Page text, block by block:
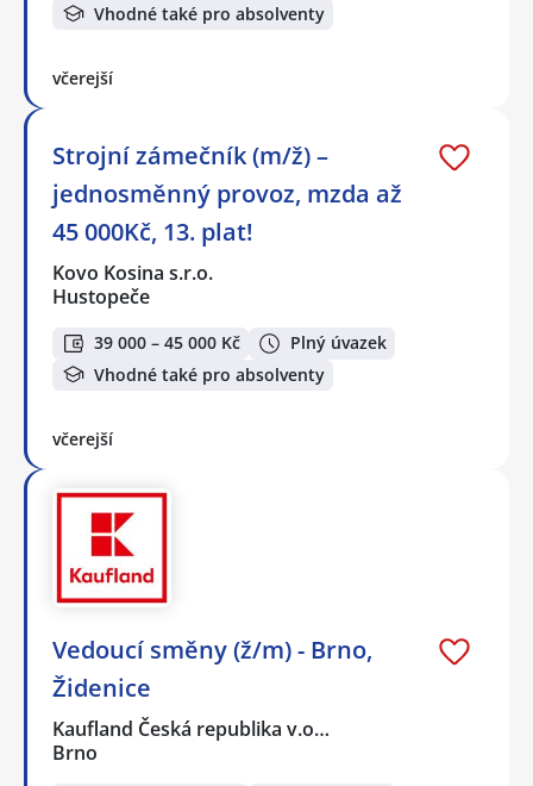
Vhodné také pro absolventy
včerejší
Strojní zámečník (m/ž) –
jednosměnný provoz, mzda až
45 000Kč, 13. plat!
Kovo Kosina s.r.o.
Hustopeče
39 000 – 45 000 Kč
Plný úvazek
Vhodné také pro absolventy
včerejší
Vedoucí směny (ž/m) - Brno,
Židenice
Kaufland Česká republika v.o…
Brno